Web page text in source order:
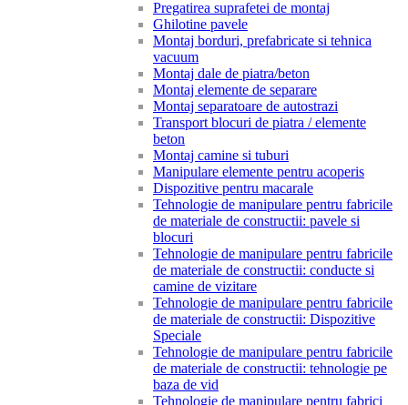
Pregatirea suprafetei de montaj
Ghilotine pavele
Montaj borduri, prefabricate si tehnica
vacuum
Montaj dale de piatra/beton
Montaj elemente de separare
Montaj separatoare de autostrazi
Transport blocuri de piatra / elemente
beton
Montaj camine si tuburi
Manipulare elemente pentru acoperis
Dispozitive pentru macarale
Tehnologie de manipulare pentru fabricile
de materiale de constructii: pavele si
blocuri
Tehnologie de manipulare pentru fabricile
de materiale de constructii: conducte si
camine de vizitare
Tehnologie de manipulare pentru fabricile
de materiale de constructii: Dispozitive
Speciale
Tehnologie de manipulare pentru fabricile
de materiale de constructii: tehnologie pe
baza de vid
Tehnologie de manipulare pentru fabrici